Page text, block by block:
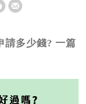
請多少錢? 一篇